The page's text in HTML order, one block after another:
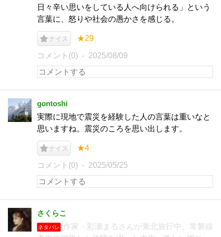
日々辛い思いをしている人へ向けられる」という
言葉に、怒りや社会の愚かさを感じる。
ナイス ★29
コメント(0) 2025/08/09
gontoshi
実際に現地で震災を経験した人の言葉は重いなと
思いますね。震災のころを思い出します。
ナイス ★4
コメント(0) 2025/05/25
さくらこ
ネタバレ
作家・彩瀬まるさんが東北旅行中、常磐線